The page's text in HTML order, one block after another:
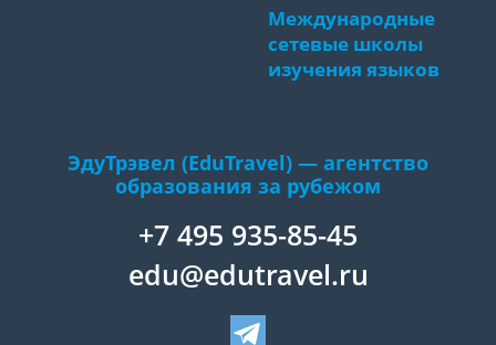
Международные
сетевые школы
изучения языков
ЭдуТрэвел (EduTravel) — агентство
образования за рубежом
+7 495 935-85-45
edu@edutravel.ru